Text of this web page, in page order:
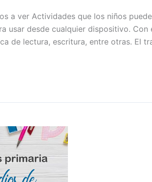
a ver Actividades que los niños
usar desde cualquier dispositivo.
de lectura, escritura, entre otras. El